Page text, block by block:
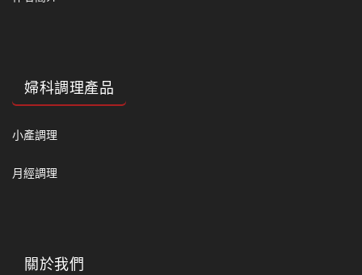
婦科調理產品
小產調理
月經調理
關於我們